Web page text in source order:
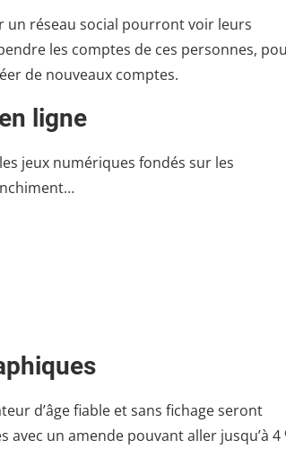
un réseau social pourront voir leurs
les comptes de ces personnes,
de nouveaux comptes.
ligne
jeux numériques fondés sur les
d’âge fiable et sans fichage seront
un amende pouvant aller jusqu’à 4